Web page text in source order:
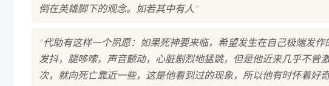
倒在英雄脚下的观念。如若其中有人 "
"代助有这样一个夙愿：如果死神要来临，希望发生在自己极端发
发抖，腿哆嗦，声音颤动，心脏剧烈地猛跳，但是他近来几乎不
次，就向死亡靠近一些，这是他看到过的现象，所以他有时怀着好